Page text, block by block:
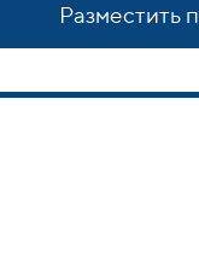
Разместить